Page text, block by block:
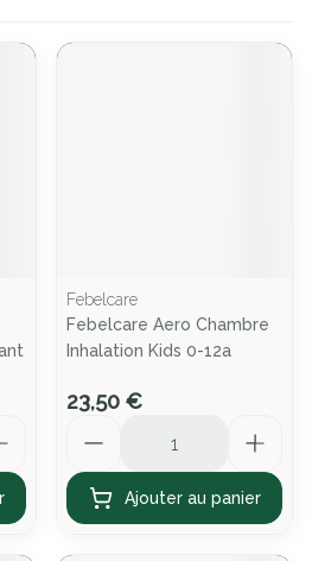
Febelcare
Febelcare Aero Chambre
Inhalation Kids 0-12a
23,50 €
Ajouter au panier